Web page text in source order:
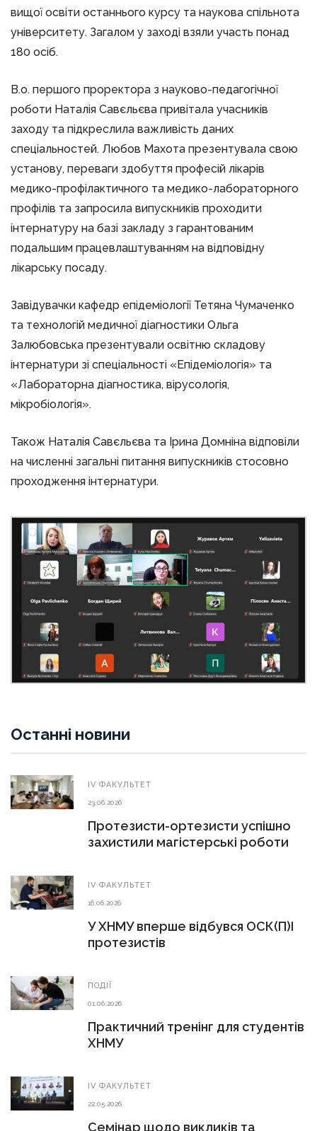
вищої освіти останнього курсу та наукова спільнота
університету. Загалом у заході взяли участь понад
180 осіб.
В.о. першого проректора з науково-педагогічної
роботи Наталія Савєльєва привітала учасників
заходу та підкреслила важливість даних
спеціальностей. Любов Махота презентувала свою
установу, переваги здобуття професій лікарів
медико-профілактичного та медико-лабораторного
профілів та запросила випускників проходити
інтернатуру на базі закладу з гарантованим
подальшим працевлаштуванням на відповідну
лікарську посаду.
Завідувачки кафедр епідеміології Тетяна Чумаченко
та технологій медичної діагностики Ольга
Залюбовська презентували освітню складову
інтернатури зі спеціальності «Епідеміологія» та
«Лабораторна діагностика, вірусологія,
мікробіологія».
Також Наталія Савєльєва та Ірина Домніна відповіли
на численні загальні питання випускників стосовно
проходження інтернатури.
Останні новини
ІV ФАКУЛЬТЕТ
23.06.2026
Протезисти-ортезисти успішно
захистили магістерські роботи
ІV ФАКУЛЬТЕТ
16.06.2026
У ХНМУ вперше відбувся ОСК(П)І
протезистів
ПОДІЇ
01.06.2026
Практичний тренінг для студентів
ХНМУ
ІV ФАКУЛЬТЕТ
22.05.2026
Семінар щодо викликів та